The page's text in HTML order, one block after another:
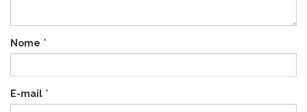
Nome *
E-mail *